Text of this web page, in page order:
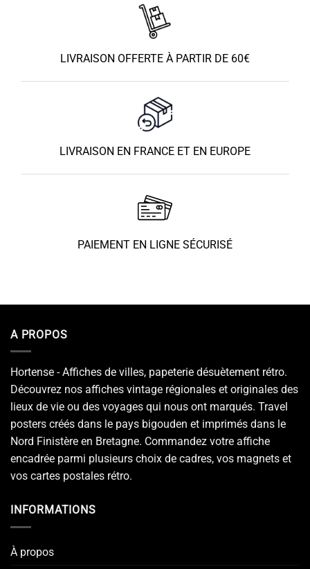
LIVRAISON OFFERTE À PARTIR DE 60€
LIVRAISON EN FRANCE ET EN EUROPE
PAIEMENT EN LIGNE SÉCURISÉ
A PROPOS
Hortense - Affiches de villes, papeterie désuètement rétro.
Découvrez nos affiches vintage régionales et originales des
lieux de vie ou des voyages qui nous ont marqués. Travel
posters créés dans le pays bigouden et imprimés dans le
Nord Finistère en Bretagne. Commandez votre affiche
encadrée parmi plusieurs choix de cadres, vos magnets et
vos cartes postales rétro.
INFORMATIONS
À propos